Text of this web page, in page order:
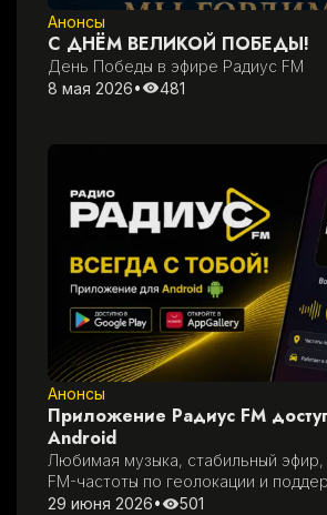
Анонсы
С ДНЁМ ВЕЛИКОЙ ПОБЕДЫ!
День Победы в эфире Радиус FM
8 мая 2026• 481
Анонсы
Приложение Радиус FM
Android
Любимая музыка, стабильный
FM-частоты по геолокации и
автомобильных мультимедийных
29 июня 2026• 501